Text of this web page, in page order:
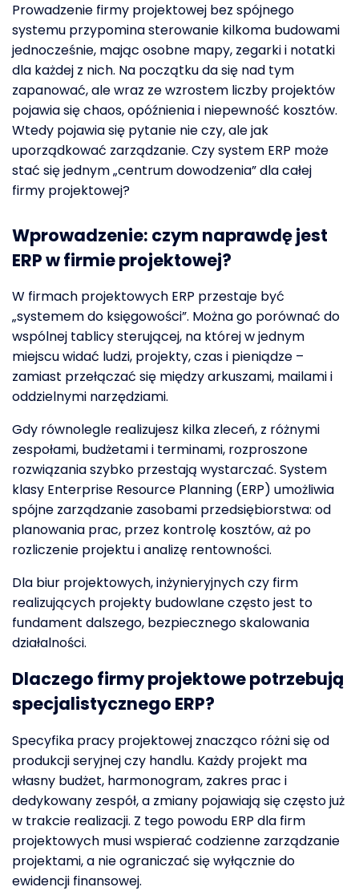
Prowadzenie firmy projektowej bez spójnego
systemu przypomina sterowanie kilkoma budowami
jednocześnie, mając osobne mapy, zegarki i notatki
dla każdej z nich. Na początku da się nad tym
zapanować, ale wraz ze wzrostem liczby projektów
pojawia się chaos, opóźnienia i niepewność kosztów.
Wtedy pojawia się pytanie nie czy, ale jak
uporządkować zarządzanie. Czy system ERP może
stać się jednym „centrum dowodzenia” dla całej
firmy projektowej?
Wprowadzenie: czym naprawdę jest
ERP w firmie projektowej?
W firmach projektowych ERP przestaje być
„systemem do księgowości”. Można go porównać do
wspólnej tablicy sterującej, na której w jednym
miejscu widać ludzi, projekty, czas i pieniądze –
zamiast przełączać się między arkuszami, mailami i
oddzielnymi narzędziami.
Gdy równolegle realizujesz kilka zleceń, z różnymi
zespołami, budżetami i terminami, rozproszone
rozwiązania szybko przestają wystarczać. System
klasy Enterprise Resource Planning (ERP) umożliwia
spójne zarządzanie zasobami przedsiębiorstwa: od
planowania prac, przez kontrolę kosztów, aż po
rozliczenie projektu i analizę rentowności.
Dla biur projektowych, inżynieryjnych czy firm
realizujących projekty budowlane często jest to
fundament dalszego, bezpiecznego skalowania
działalności.
Dlaczego firmy projektowe potrzebują
specjalistycznego ERP?
Specyfika pracy projektowej znacząco różni się od
produkcji seryjnej czy handlu. Każdy projekt ma
własny budżet, harmonogram, zakres prac i
dedykowany zespół, a zmiany pojawiają się często już
w trakcie realizacji. Z tego powodu ERP dla firm
projektowych musi wspierać codzienne zarządzanie
projektami, a nie ograniczać się wyłącznie do
ewidencji finansowej.